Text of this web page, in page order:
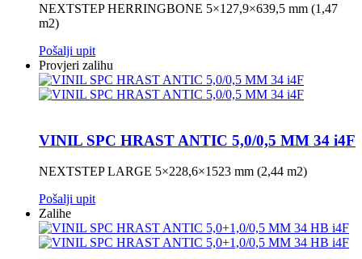
NEXTSTEP HERRINGBONE 5×127,9×639,5 mm (1,47
m2)
Pošalji upit
Provjeri zalihu
VINIL SPC HRAST ANTIC 5,0/0,5 MM 34 i4F
NEXTSTEP LARGE 5×228,6×1523 mm (2,44 m2)
Pošalji upit
Zalihe